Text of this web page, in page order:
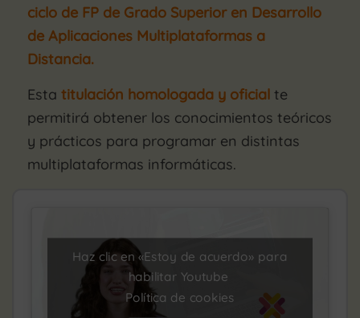
ciclo de FP de Grado Superior en Desarrollo
de Aplicaciones Multiplataformas a
Distancia.
Esta titulación homologada y oficial te
permitirá obtener los conocimientos teóricos
y prácticos para programar en distintas
multiplataformas informáticas.
Haz clic en «Estoy de acuerdo» para
habilitar Youtube
Política de cookies